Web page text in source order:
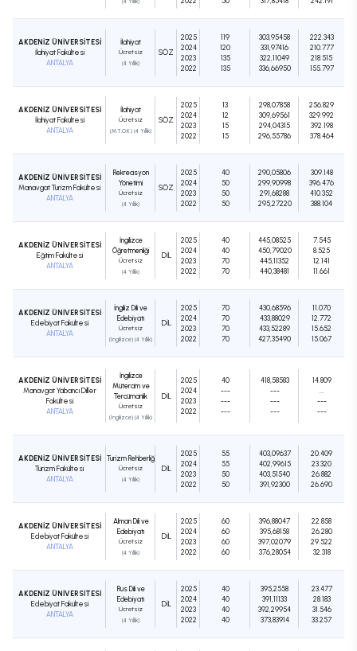
AKDENİZ ÜNİVERSİTESİ
İlahiyat Fakültesi
ANTALYA
İlahiyat
Ücretsiz
(4 Yıllık)
SÖZ
2025
2024
2023
2022
119
120
135
135
303,95458
331,97416
322,11049
336,66950
222.343
210.777
218.515
155.797
AKDENİZ ÜNİVERSİTESİ
İlahiyat Fakültesi
ANTALYA
İlahiyat
Ücretsiz
(M.T.O.K.) (4 Yıllık)
SÖZ
2025
2024
2023
2022
13
12
15
15
298,07858
309,69561
294,04315
296,55786
256.829
329.992
392.198
378.464
AKDENİZ ÜNİVERSİTESİ
Manavgat Turizm Fakültesi
ANTALYA
Rekreasyon
Yönetimi
Ücretsiz
(4 Yıllık)
SÖZ
2025
2024
2023
2022
40
50
50
50
290,05806
299,90998
291,68288
295,27220
309.148
396.476
410.352
388.104
AKDENİZ ÜNİVERSİTESİ
Eğitim Fakültesi
ANTALYA
İngilizce
Öğretmenliği
Ücretsiz
(4 Yıllık)
DIL
2025
2024
2023
2022
40
40
70
70
445,08525
450,79020
445,11352
440,38481
7.545
8.525
12.141
11.661
AKDENİZ ÜNİVERSİTESİ
Edebiyat Fakültesi
ANTALYA
İngiliz Dili ve
Edebiyatı
Ücretsiz
(İngilizce) (4 Yıllık)
DIL
2025
2024
2023
2022
70
70
70
70
430,68596
433,88029
433,52289
427,35490
11.070
12.772
15.652
15.067
AKDENİZ ÜNİVERSİTESİ
Manavgat Yabancı Diller
Fakültesi
ANTALYA
İngilizce
Mütercim ve
Tercümanlık
Ücretsiz
(İngilizce) (4 Yıllık)
DIL
2025
2024
2023
2022
40
---
---
---
418,58583
---
---
---
14.809
---
---
AKDENİZ ÜNİVERSİTESİ
Turizm Fakültesi
ANTALYA
Turizm Rehberliği
Ücretsiz
(4 Yıllık)
DIL
2025
2024
2023
2022
55
55
50
50
403,09637
402,99615
403,51540
391,92300
20.409
23.320
26.882
26.690
AKDENİZ ÜNİVERSİTESİ
Edebiyat Fakültesi
ANTALYA
Alman Dili ve
Edebiyatı
Ücretsiz
(4 Yıllık)
DIL
2025
2024
2023
2022
60
60
60
60
396,88047
395,68158
397,02079
376,28054
22.858
26.280
29.522
32.318
AKDENİZ ÜNİVERSİTESİ
Edebiyat Fakültesi
ANTALYA
Rus Dili ve
Edebiyatı
Ücretsiz
(4 Yıllık)
DIL
2025
2024
2023
2022
40
40
40
40
395,2558
391,11133
392,29954
373,83914
23.477
28.183
31.546
33.257